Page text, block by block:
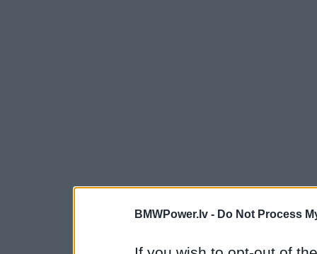
BMWPower.lv - Do Not Process